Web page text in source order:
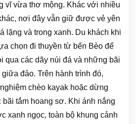
vĩ vừa thơ mộng. Khác với nhiều
nơi đây vẫn giữ được vẻ yên
lặng và trong xanh. Du khách khi
chọn đi thuyền từ bến Bèo để
qua các dãy núi đá và những bãi
đảo. Trên hành trình đó,
chèo kayak hoặc dừng
bãi tắm hoang sơ. Khi ánh nắng
xanh ngọc, toàn bộ khung cảnh